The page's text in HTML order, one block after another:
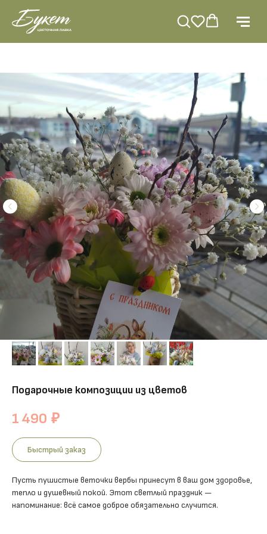
Подарочные композиции из цветов
1 490 ₽
Быстрый заказ
Пусть пушистые веточки вербы принесут в ваш дом здоровье,
тепло и душевный покой. Этот светлый праздник —
напоминание: всё самое доброе обязательно случится.